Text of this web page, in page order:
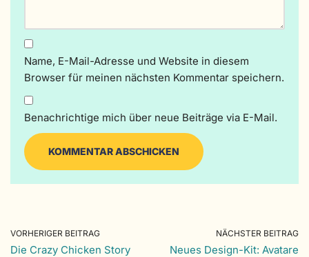
Name, E-Mail-Adresse und Website in diesem
Browser für meinen nächsten Kommentar speichern.
Benachrichtige mich über neue Beiträge via E-Mail.
VORHERIGER BEITRAG
Die Crazy Chicken Story
NÄCHSTER BEITRAG
Neues Design-Kit: Avatare